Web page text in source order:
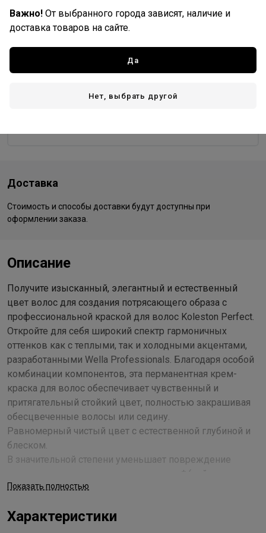
9/97 99/0 99/44
Wella Professionals
Германия - страна бренда
Доставка
Стоимость и способы доставки будут доступны при
оформлении заказа.
Описание
Получите изысканный, элегантный и естественный
цвет волос для создания потрясающего образа с
профессиональной краской для волос Koleston Perfect.
Откройте для себя широкий спектр гармоничных
оттенков как с теплыми, так и холодными акцентами,
разработанными Wella Professionals. Благодаря особой
комбинации компонентов, эта перманентная крем-
краска для волос обеспечивает чувственный и
притягательный стойкий цвет, полностью закрашивая
обесцвеченные волосы или седину.
Равномерный чистый цвет с естественной глубиной и
блеском.
В значительной степени уменьшает повреждение
частицы металлов, что снижает образование
формированием цвета).
Показать полностью
Характеристики
Важно! От выбранного города зависят, наличие и
доставка товаров на сайте.
Да
Нет, выбрать другой